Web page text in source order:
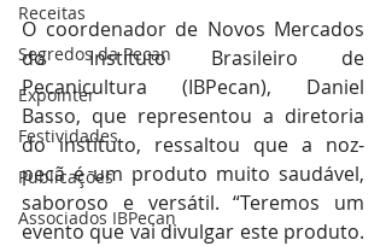
Receitas
Segredos da Pecan
Expointer
Festividades
Publicações
Associados IBPecan
O coordenador de Novos Mercados
do Instituto Brasileiro de
Pecanicultura (IBPecan), Daniel
Basso, que representou a diretoria
do instituto, ressaltou que a noz-
pecã é um produto muito saudável,
saboroso e versátil. “Teremos um
evento que vai divulgar este produto.